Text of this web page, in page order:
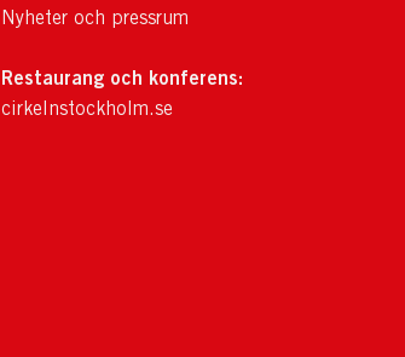
Nyheter och pressrum
Restaurang och konferens:
cirkelnstockholm.se